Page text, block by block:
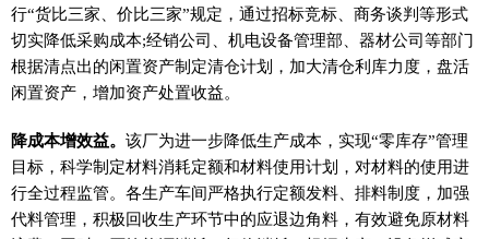
行“货比三家、价比三家”规定，通过招标竞标、商务谈判等形式
切实降低采购成本;经销公司、机电设备管理部、器材公司等部门
根据清点出的闲置资产制定清仓计划，加大清仓利库力度，盘活
闲置资产，增加资产处置收益。
降成本增效益。 该厂为进一步降低生产成本，实现“零库存”管理
目标，科学制定材料消耗定额和材料使用计划，对材料的使用进
行全过程监管。各生产车间严格执行定额发料、排料制度，加强
代料管理，积极回收生产环节中的应退边角料，有效避免原材料